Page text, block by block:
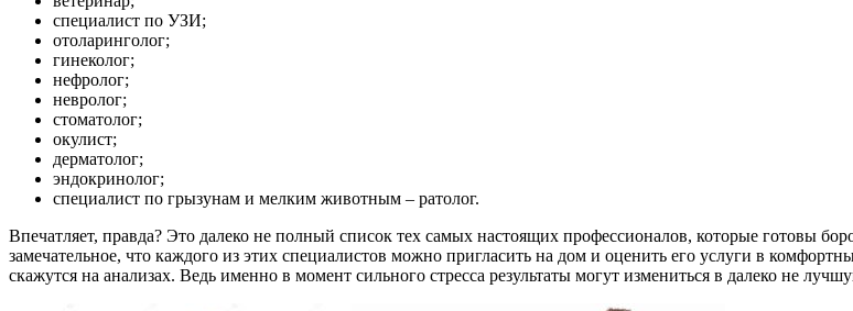
специалист по УЗИ;
отоларинголог;
гинеколог;
нефролог;
невролог;
стоматолог;
окулист;
дерматолог;
эндокринолог;
специалист по грызунам и мелким животным – ратолог.
Впечатляет, правда? Это далеко не полный список тех самых настоящих профессионалов, которые готовы
замечательное, что каждого из этих специалистов можно пригласить на дом и оценить его услуги в
скажутся на анализах. Ведь именно в момент сильного стресса результаты могут измениться в далеко не